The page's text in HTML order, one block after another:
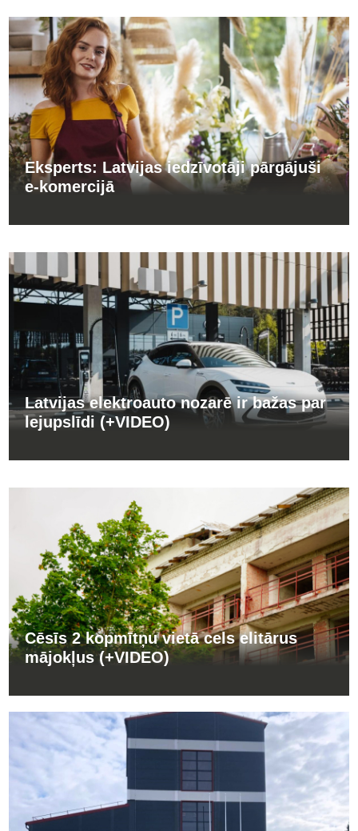
Eksperts: Latvijas iedzīvotāji pārgājuši
e-komercijā
Latvijas elektroauto nozarē ir bažas par
lejupslīdi (+VIDEO)
Cēsīs 2 kopmītņu vietā cels elitārus
mājokļus (+VIDEO)